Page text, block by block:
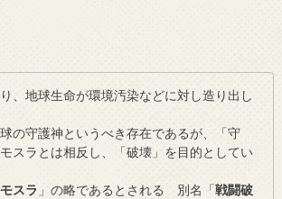
、地球生命が環境汚染などに対し造り出し
の守護神というべき存在であるが、「守
スラとは相反し、「破壊」を目的としてい
スラ 」の略であるとされる 別名「戦闘破